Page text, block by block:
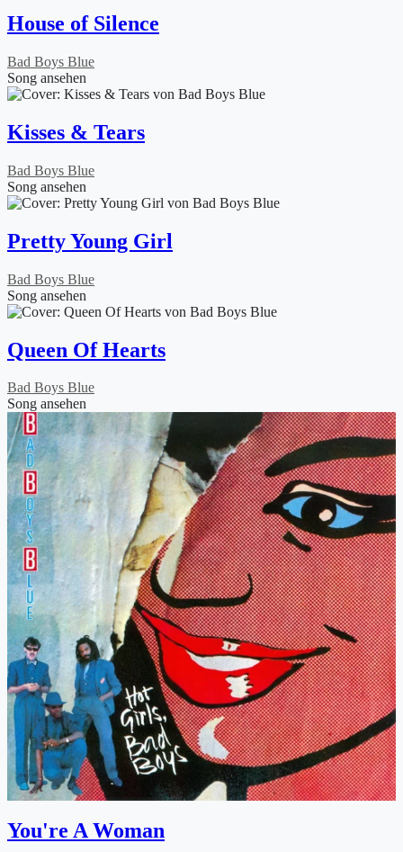
House of Silence
Bad Boys Blue
Song ansehen
Kisses & Tears
Bad Boys Blue
Song ansehen
Pretty Young Girl
Bad Boys Blue
Song ansehen
Queen Of Hearts
Bad Boys Blue
Song ansehen
You're A Woman